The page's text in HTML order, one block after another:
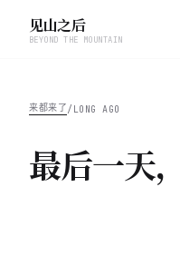
见山之后
BEYOND THE MOUNTAIN
来都来了/ LONG AGO
最后一天